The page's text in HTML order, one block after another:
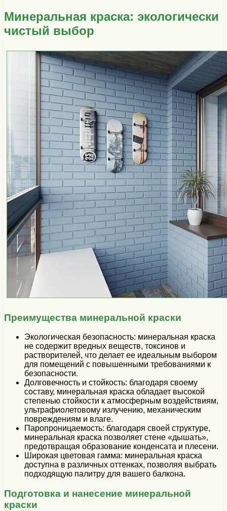
Минеральная краска: экологически
чистый выбор
Преимущества минеральной краски
Экологическая безопасность: минеральная краска
не содержит вредных веществ, токсинов и
растворителей, что делает ее идеальным выбором
для помещений с повышенными требованиями к
безопасности.
Долговечность и стойкость: благодаря своему
составу, минеральная краска обладает высокой
степенью стойкости к атмосферным воздействиям,
ультрафиолетовому излучению, механическим
повреждениям и влаге.
Паропроницаемость: благодаря своей структуре,
минеральная краска позволяет стене «дышать»,
предотвращая образование конденсата и плесени.
Широкая цветовая гамма: минеральная краска
доступна в различных оттенках, позволяя выбрать
подходящую палитру для вашего балкона.
Подготовка и нанесение минеральной
краски